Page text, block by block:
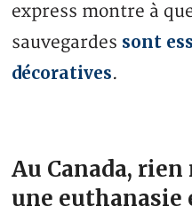
express montre à
sauvegardes sont
décoratives.
Au Canada, rien
une euthanasie